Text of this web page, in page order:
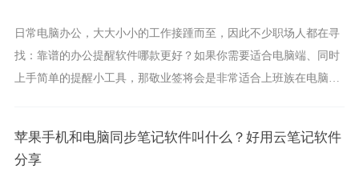
日常电脑办公，大大小小的工作接踵而至，因此不少职场人都在寻
找：靠谱的办公提醒软件哪款更好？如果你需要适合电脑端、同时
上手简单的提醒小工具，那敬业签将会是非常适合上班族在电脑上
苹果手机和电脑同步笔记软件叫什么？好用云笔记软件
分享